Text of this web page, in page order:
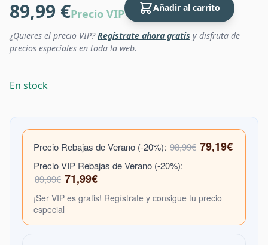
89,99 €Precio VIP Añadir al carrito
¿Quieres el precio VIP?Regístrate ahora gratis y disfruta de
precios especiales en toda la web.
En stock
Precio Rebajas de Verano (-20%): 98,99€ 79,19€
Precio VIP Rebajas de Verano (-20%):
89,99€ 71,99€
¡Ser VIP es gratis! Regístrate y consigue tu precio
especial